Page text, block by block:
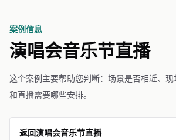
案例信息
演唱会音乐节直播
这个案例主要帮助您判断：场景是否相近、
和直播需要哪些安排。
返回演唱会音乐节直播